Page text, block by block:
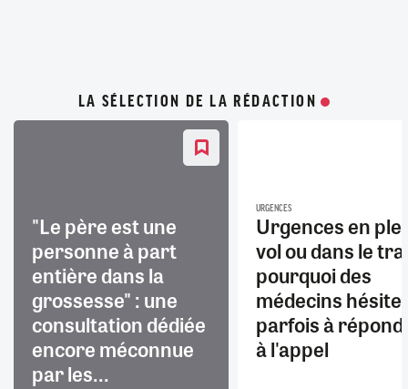
LA SÉLECTION DE LA RÉDACTION
"Le père est une
personne à part
entière dans la
grossesse" : une
consultation dédiée
encore méconnue
par les...
URGENCES
Urgences en
vol ou dans le
pourquoi des
médecins
parfois à
à l'appel